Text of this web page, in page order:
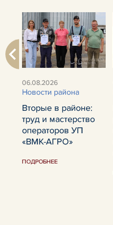
06.08.2026
Новости района
Вторые в районе:
труд и мастерство
операторов УП
«ВМК-АГРО»
ПОДРОБНЕЕ